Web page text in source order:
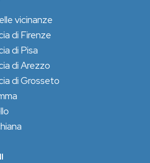
vicinanze
di Firenze
di Pisa
di Arezzo
di Grosseto